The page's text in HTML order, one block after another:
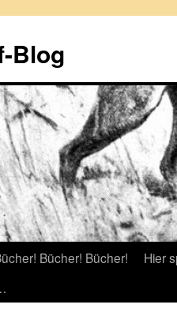
Blog
Bücher! Bücher!
Hier